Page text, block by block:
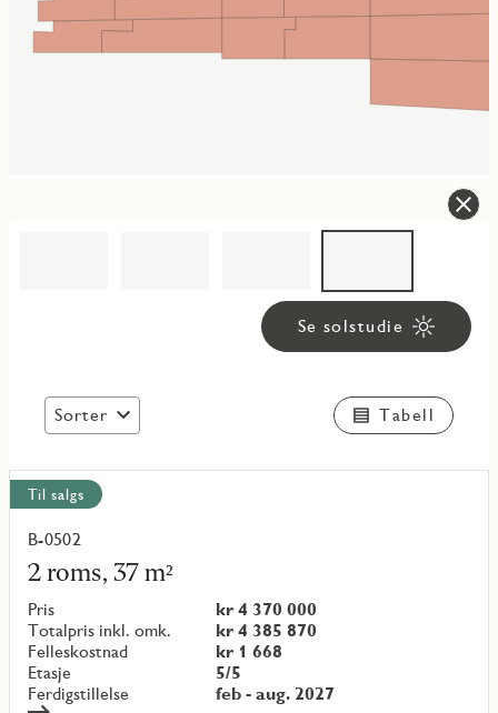
Se solstudie
Sorter Tabell
Vis
alle
objekt
Til salgs
B-0502
2 roms, 37 m²
Pris
kr 4 370 000
Totalpris inkl. omk.
kr 4 385 870
Felleskostnad
kr 1 668
Etasje
5/5
Ferdigstillelse
feb - aug. 2027
Les
mer
om
objekt
{objectNumber}